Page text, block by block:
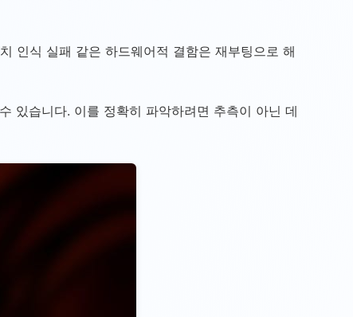
인식 실패 같은 하드웨어적 결함은 재부팅으로 해
있습니다. 이를 정확히 파악하려면 추측이 아닌 데